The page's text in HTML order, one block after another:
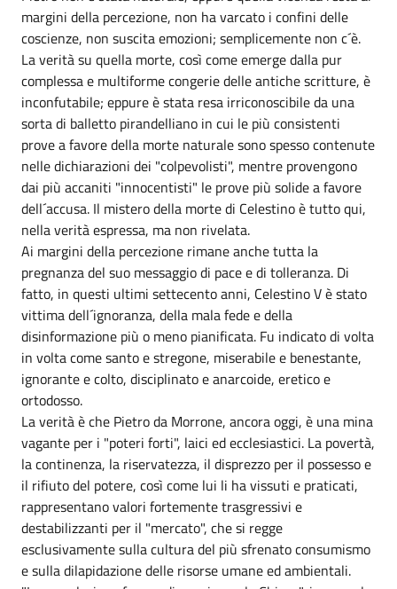
margini della percezione, non ha varcato i confini delle
coscienze, non suscita emozioni; semplicemente non c´è.
La verità su quella morte, così come emerge dalla pur
complessa e multiforme congerie delle antiche scritture, è
inconfutabile; eppure è stata resa irriconoscibile da una
sorta di balletto pirandelliano in cui le più consistenti
prove a favore della morte naturale sono spesso contenute
nelle dichiarazioni dei "colpevolisti", mentre provengono
dai più accaniti "innocentisti" le prove più solide a favore
dell´accusa. Il mistero della morte di Celestino è tutto qui,
nella verità espressa, ma non rivelata.
Ai margini della percezione rimane anche tutta la
pregnanza del suo messaggio di pace e di tolleranza. Di
fatto, in questi ultimi settecento anni, Celestino V è stato
vittima dell´ignoranza, della mala fede e della
disinformazione più o meno pianificata. Fu indicato di volta
in volta come santo e stregone, miserabile e benestante,
ignorante e colto, disciplinato e anarcoide, eretico e
ortodosso.
La verità è che Pietro da Morrone, ancora oggi, è una mina
vagante per i "poteri forti", laici ed ecclesiastici. La povertà,
la continenza, la riservatezza, il disprezzo per il possesso e
il rifiuto del potere, così come lui li ha vissuti e praticati,
rappresentano valori fortemente trasgressivi e
destabilizzanti per il "mercato", che si regge
esclusivamente sulla cultura del più sfrenato consumismo
e sulla dilapidazione delle risorse umane ed ambientali.